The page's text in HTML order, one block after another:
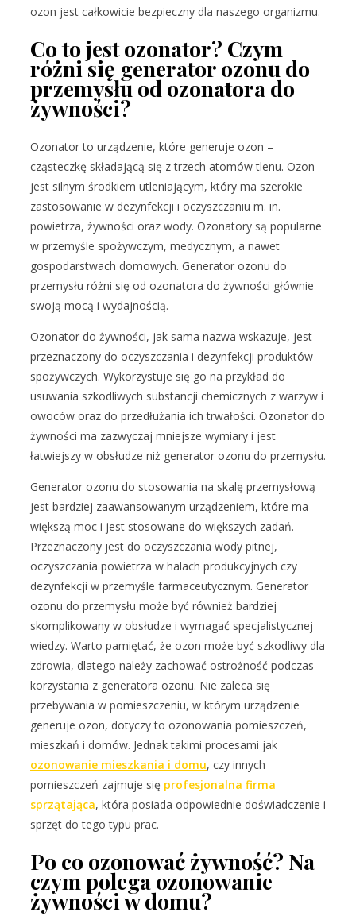
ozon jest całkowicie bezpieczny dla naszego organizmu.
Co to jest ozonator? Czym
różni się generator ozonu do
przemysłu od ozonatora do
żywności?
Ozonator to urządzenie, które generuje ozon –
cząsteczkę składającą się z trzech atomów tlenu. Ozon
jest silnym środkiem utleniającym, który ma szerokie
zastosowanie w dezynfekcji i oczyszczaniu m. in.
powietrza, żywności oraz wody. Ozonatory są popularne
w przemyśle spożywczym, medycznym, a nawet
gospodarstwach domowych. Generator ozonu do
przemysłu różni się od ozonatora do żywności głównie
swoją mocą i wydajnością.
Ozonator do żywności, jak sama nazwa wskazuje, jest
przeznaczony do oczyszczania i dezynfekcji produktów
spożywczych. Wykorzystuje się go na przykład do
usuwania szkodliwych substancji chemicznych z warzyw i
owoców oraz do przedłużania ich trwałości. Ozonator do
żywności ma zazwyczaj mniejsze wymiary i jest
łatwiejszy w obsłudze niż generator ozonu do przemysłu.
Generator ozonu do stosowania na skalę przemysłową
jest bardziej zaawansowanym urządzeniem, które ma
większą moc i jest stosowane do większych zadań.
Przeznaczony jest do oczyszczania wody pitnej,
oczyszczania powietrza w halach produkcyjnych czy
dezynfekcji w przemyśle farmaceutycznym. Generator
ozonu do przemysłu może być również bardziej
skomplikowany w obsłudze i wymagać specjalistycznej
wiedzy. Warto pamiętać, że ozon może być szkodliwy dla
zdrowia, dlatego należy zachować ostrożność podczas
korzystania z generatora ozonu. Nie zaleca się
przebywania w pomieszczeniu, w którym urządzenie
generuje ozon, dotyczy to ozonowania pomieszczeń,
mieszkań i domów. Jednak takimi procesami jak
ozonowanie mieszkania i domu, czy innych
pomieszczeń zajmuje się profesjonalna firma
sprzątająca, która posiada odpowiednie doświadczenie i
sprzęt do tego typu prac.
Po co ozonować żywność? Na
czym polega ozonowanie
żywności w domu?